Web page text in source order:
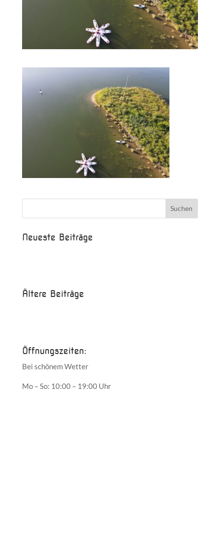
Neueste Beiträge
Ältere Beiträge
Öffnungszeiten:
Bei schönem Wetter
Mo – So: 10:00 – 19:00 Uhr